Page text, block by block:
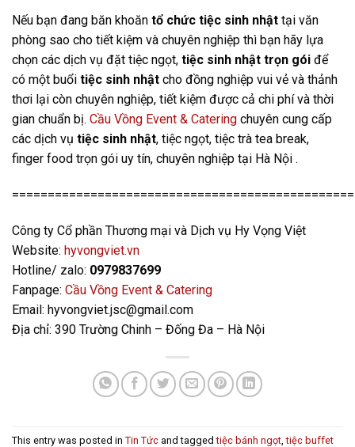
Nếu bạn đang băn khoăn tổ chức tiệc sinh nhật tại văn
phòng sao cho tiết kiệm và chuyên nghiệp thì bạn hãy lựa
chọn các dịch vụ đặt tiệc ngọt, tiệc sinh nhật trọn gói để
có một buổi tiệc sinh nhật cho đồng nghiệp vui vẻ và thảnh
thơi lại còn chuyên nghiệp, tiết kiệm được cả chi phí và thời
gian chuẩn bị. Cầu Vồng Event & Catering chuyên cung cấp
các dịch vụ tiệc sinh nhật, tiệc ngọt, tiệc trà tea break,
finger food trọn gói uy tín, chuyên nghiệp tại Hà Nội .
Công ty Cổ phần Thương mại và Dịch vụ Hy Vọng Việt
Website: hyvongviet.vn
Hotline/ zalo: 0979837699
Fanpage: Cầu Vồng Event & Catering
Email: hyvongviet.jsc@gmail.com
Địa chỉ: 390 Trường Chinh – Đống Đa – Hà Nội
This entry was posted in Tin Tức and taggedtiệc bánh ngọt ,tiệc buffet